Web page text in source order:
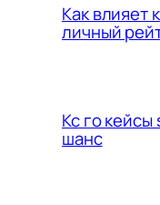
Как влияет
личный
Кс го кейсы
шанс